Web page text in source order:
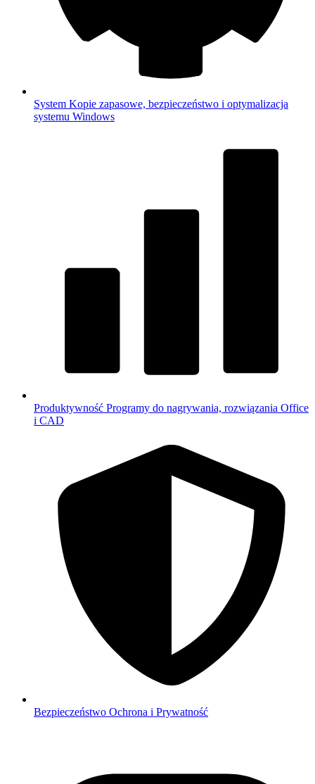
System Kopie zapasowe, bezpieczeństwo i optymalizacja
systemu Windows
Produktywność Programy do nagrywania, rozwiązania Office
i CAD
Bezpieczeństwo Ochrona i Prywatność